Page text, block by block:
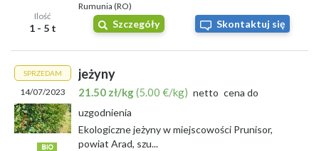
Ilość
1 - 5 t
Rumunia (RO)
Szczegóły Skontaktuj się
SPRZEDAM
14/07/2023
jeżyny
21.50 zł/kg(5.00 €/kg) netto cena do
uzgodnienia
Ekologiczne jeżyny w miejscowości Prunisor,
powiat Arad, szu...